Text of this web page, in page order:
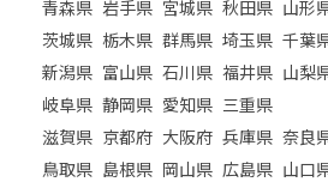
青森県 岩手県 宮城県 秋田県 山形
茨城県 栃木県 群馬県 埼玉県 千葉
新潟県 富山県 石川県 福井県 山梨
岐阜県 静岡県 愛知県 三重県
滋賀県 京都府 大阪府 兵庫県 奈良
鳥取県 島根県 岡山県 広島県 山口